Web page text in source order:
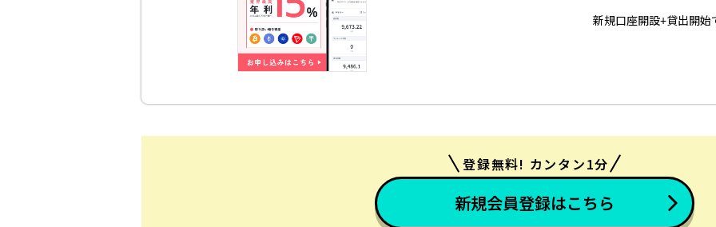
新規口座開設+貸出開始
登録無料! カンタン1分
新規会員登録はこちら